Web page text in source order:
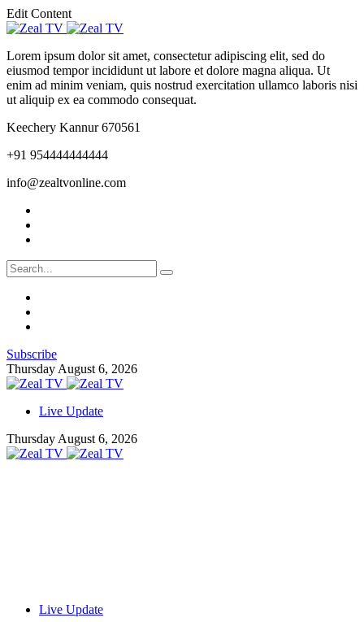
Edit Content
Lorem ipsum dolor sit amet, consectetur adipiscing elit, sed do
eiusmod tempor incididunt ut labore et dolore magna aliqua. Ut
enim ad minim veniam, quis nostrud exercitation ullamco laboris nisi
ut aliquip ex ea commodo consequat.
Keechery Kannur 670561
+91 954444444444
info@zealtvonline.com
Subscribe
Thursday August 6, 2026
Live Update
Thursday August 6, 2026
Live Update